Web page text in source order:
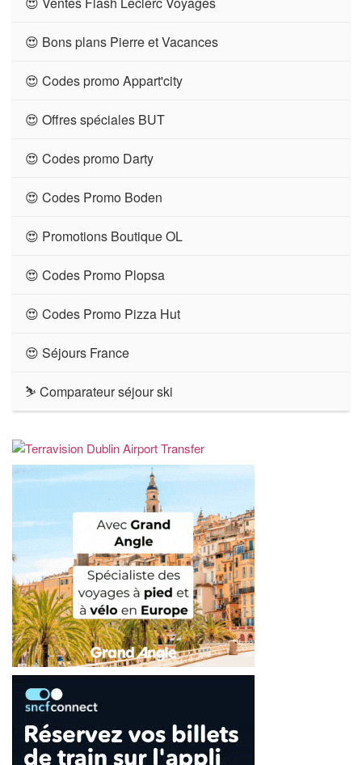
😍 Bons plans Pierre et Vacances
😍 Codes promo Appart'city
😍 Offres spéciales BUT
😍 Codes promo Darty
😍 Codes Promo Boden
😍 Promotions Boutique OL
😍 Codes Promo Plopsa
😍 Codes Promo Pizza Hut
😍 Séjours France
⛷ Comparateur séjour ski